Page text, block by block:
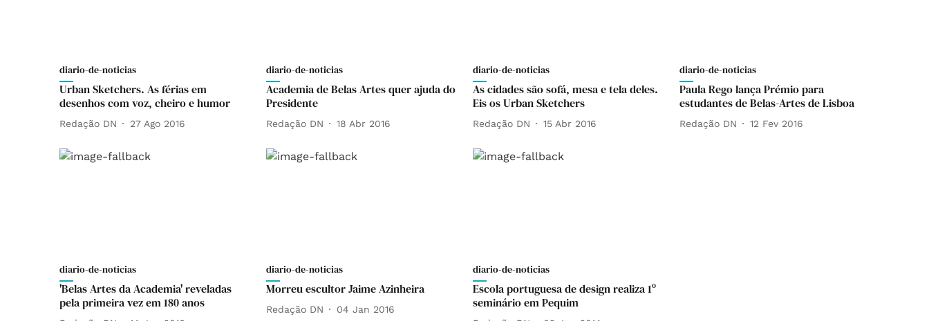
diario-de-noticias
Urban Sketchers. As férias em
desenhos com voz, cheiro e humor
Redação DN 27 Ago 2016
diario-de-noticias
Academia de Belas Artes quer ajuda do
Presidente
Redação DN 18 Abr 2016
diario-de-noticias
As cidades são sofá, mesa e tela deles.
Eis os Urban Sketchers
Redação DN 15 Abr 2016
diario-de-noticias
Paula Rego lança Prémio para
estudantes de Belas-Artes de Lisboa
Redação DN 12 Fev 2016
diario-de-noticias
'Belas Artes da Academia' reveladas
pela primeira vez em 180 anos
diario-de-noticias
Morreu escultor Jaime Azinheira
Redação DN 04 Jan 2016
diario-de-noticias
Escola portuguesa de design realiza 1º
seminário em Pequim